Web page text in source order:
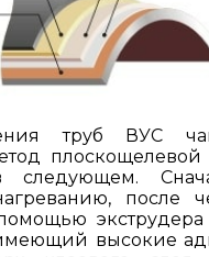
труб ВУС
плоскощелевой
после
экструдера
высокие